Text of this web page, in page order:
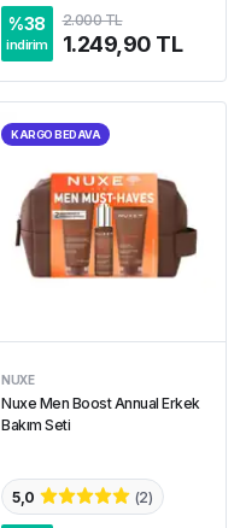
%38
indirim
2.000 TL
1.249,90 TL
KARGO BEDAVA
NUXE
Nuxe Men Boost Annual Erkek
Bakım Seti
5,0 (2)